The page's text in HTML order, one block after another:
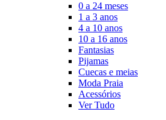
0 a 24 meses
1 a 3 anos
4 a 10 anos
10 a 16 anos
Fantasias
Pijamas
Cuecas e meias
Moda Praia
Acessórios
Ver Tudo